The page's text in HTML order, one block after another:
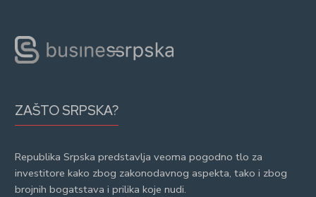
ZAŠTO SRPSKA?
Republika Srpska predstavlja veoma pogodno tlo za
investitore kako zbog zakonodavnog aspekta, tako i zbog
brojnih bogatstava i prilika koje nudi.